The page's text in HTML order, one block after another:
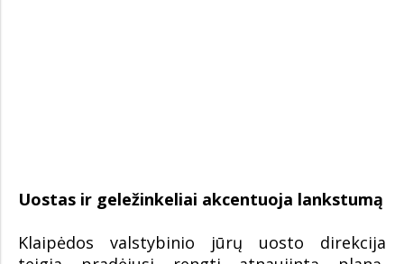
Uostas ir geležinkeliai akcentuoja lankstumą
Klaipėdos valstybinio jūrų uosto direkcija